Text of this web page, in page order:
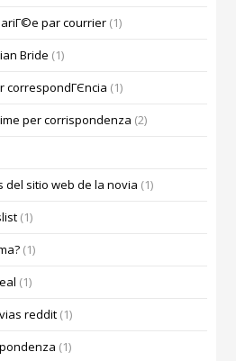
par courrier (1)
Bride (1)
correspondГЄncia (1)
per corrispondenza (2)
del sitio web de la novia (1)
(1)
(1)
(1)
reddit (1)
(1)